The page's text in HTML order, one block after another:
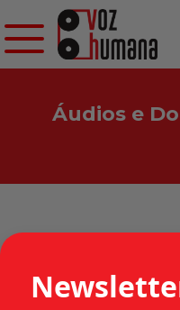
Áudios e
GENENHU